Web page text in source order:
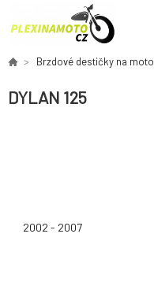
Brzdové destičky na moto
DYLAN 125
2002 - 2007